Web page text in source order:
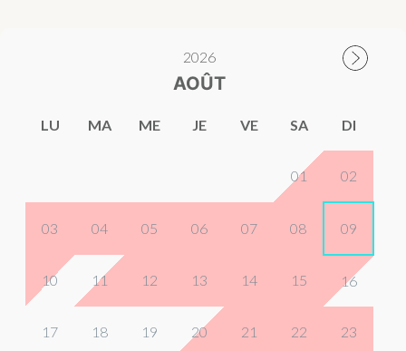
2026
AOÛT
LU MA ME JE VE SA DI
01 02
03 04 05 06 07 08 09
10 11 12 13 14 15 16
17 18 19 20 21 22 23